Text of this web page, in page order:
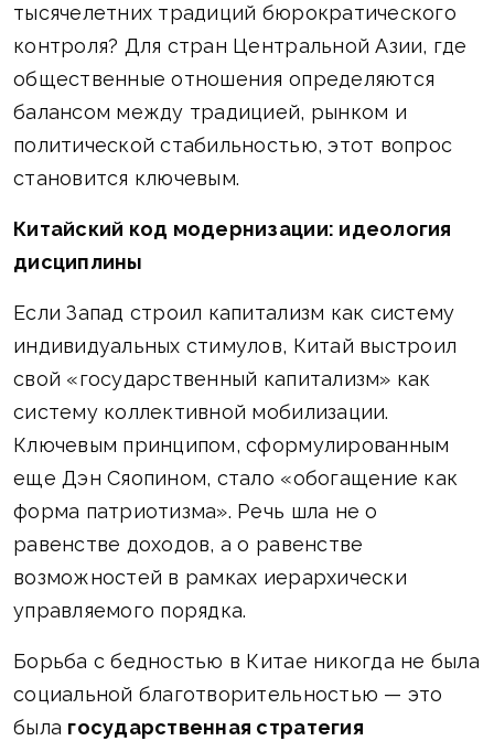
тысячелетних традиций бюрократического
контроля? Для стран Центральной Азии, где
общественные отношения определяются
балансом между традицией, рынком и
политической стабильностью, этот вопрос
становится ключевым.
Китайский код модернизации: идеология
дисциплины
Если Запад строил капитализм как систему
индивидуальных стимулов, Китай выстроил
свой «государственный капитализм» как
систему коллективной мобилизации.
Ключевым принципом, сформулированным
еще Дэн Сяопином, стало «обогащение как
форма патриотизма». Речь шла не о
равенстве доходов, а о равенстве
возможностей в рамках иерархически
управляемого порядка.
Борьба с бедностью в Китае никогда не была
социальной благотворительностью — это
была государственная стратегия